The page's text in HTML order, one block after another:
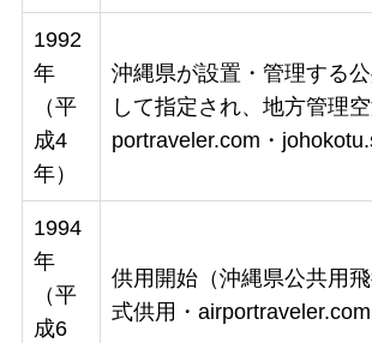
1992
年
（平
成4
年）
沖縄県が設置・管理する
して指定され、地方管理
portraveler.com・
1994
年
（平
成6
供用開始（沖縄県公共用
式供用・airportraveler.com